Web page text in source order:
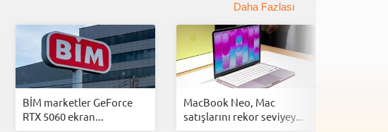
Daha Fazlası
BİM marketler GeForce
RTX 5060 ekran...
MacBook Neo, Mac
satışlarını rekor seviyey...